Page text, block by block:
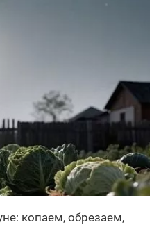
копаем, обрезаем,